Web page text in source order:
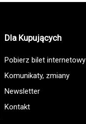
Dla Kupujących
Pobierz bilet internetowy
Komunikaty, zmiany
Newsletter
Kontakt